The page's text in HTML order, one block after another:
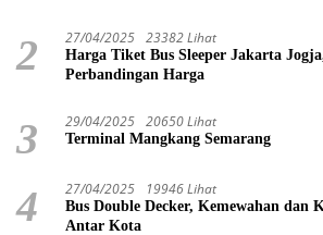
2 27/04/2025 23382 Lihat
Harga Tiket Bus Sleeper Jakarta
Perbandingan Harga
3 29/04/2025 20650 Lihat
Terminal Mangkang Semarang
4 27/04/2025 19946 Lihat
Bus Double Decker, Kemewahan dan
Antar Kota